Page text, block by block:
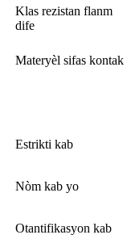
Klas rezistan flanm
dife
Materyèl sifas kontak
Estrikti kab
Nòm kab yo
Otantifikasyon kab